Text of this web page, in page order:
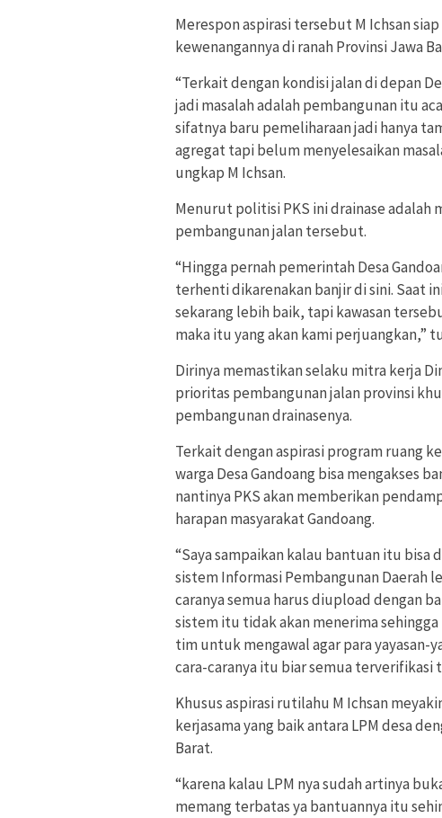
Merespon aspirasi tersebut M Ichsan
kewenangannya di ranah Provinsi Jawa
“Terkait dengan kondisi jalan di depan
jadi masalah adalah pembangunan itu
sifatnya baru pemeliharaan jadi hanya
agregat tapi belum menyelesaikan
ungkap M Ichsan.
Menurut politisi PKS ini drainase adalah
pembangunan jalan tersebut.
“Hingga pernah pemerintah Desa
terhenti dikarenakan banjir di sini. Saat
sekarang lebih baik, tapi kawasan
maka itu yang akan kami perjuangkan,”
Dirinya memastikan selaku mitra kerja
prioritas pembangunan jalan provinsi
pembangunan drainasenya.
Terkait dengan aspirasi program ruang
warga Desa Gandoang bisa mengakses
nantinya PKS akan memberikan
harapan masyarakat Gandoang.
“Saya sampaikan kalau bantuan itu bisa
sistem Informasi Pembangunan Daerah
caranya semua harus diupload dengan
sistem itu tidak akan menerima
tim untuk mengawal agar para yayasan-
cara-caranya itu biar semua terverifikasi
Khusus aspirasi rutilahu M Ichsan
kerjasama yang baik antara LPM desa
Barat.
“karena kalau LPM nya sudah artinya
memang terbatas ya bantuannya itu